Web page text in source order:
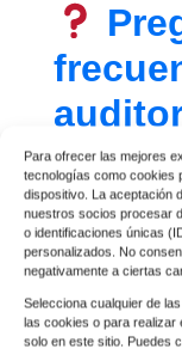
Para ofrecer las mejores
tecnologías como cookies
dispositivo. La aceptación
nuestros socios procesar
o identificaciones únicas
personalizados. No
negativamente a ciertas
Selecciona cualquier de
las cookies o para realizar
solo en este sitio. Puedes
pymes